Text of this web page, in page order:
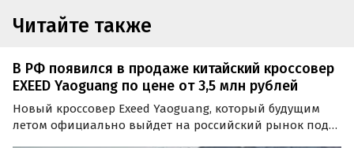
Читайте также
В РФ появился в продаже китайский кроссовер
EXEED Yaoguang по цене от 3,5 млн рублей
Новый кроссовер Exeed Yaoguang, который будущим
летом официально выйдет на российский рынок под